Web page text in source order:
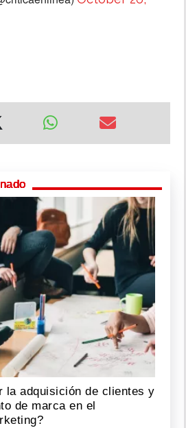
la adquisición de clientes y
de marca en el